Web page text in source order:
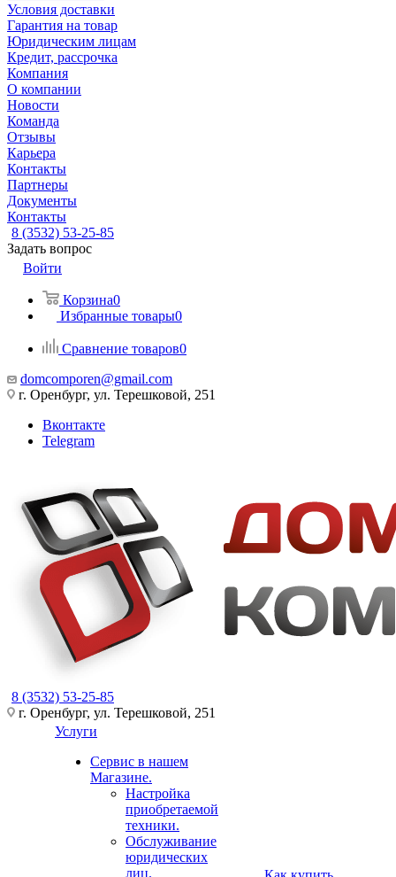
Условия доставки
Гарантия на товар
Юридическим лицам
Кредит, рассрочка
Компания
О компании
Новости
Команда
Отзывы
Карьера
Контакты
Партнеры
Документы
Контакты
8 (3532) 53-25-85
Задать вопрос
Войти
Корзина0
Избранные товары0
Сравнение товаров0
domcomporen@gmail.com
г. Оренбург, ул. Терешковой, 251
Вконтакте
Telegram
8 (3532) 53-25-85
г. Оренбург, ул. Терешковой, 251
Услуги
Сервис в нашем
Магазине.
Настройка
приобретаемой
техники.
Обслуживание
юридических
лиц.